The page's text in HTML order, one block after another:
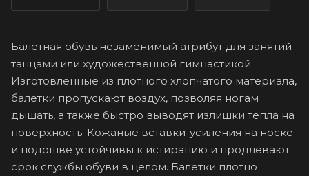
Балетная обувь незаменимый атрибут для занятий
танцами или художественной гимнастикой.
Изготовленные из плотного хлопчатого материала,
балетки пропускают воздух, позволяя ногам
дышать, а также быстро выводят излишки тепла на
поверхность. Кожаные вставки-усиления на носке
и подошве устойчивы к истиранию и продлевают
срок службы обуви в целом. Балетки плотно